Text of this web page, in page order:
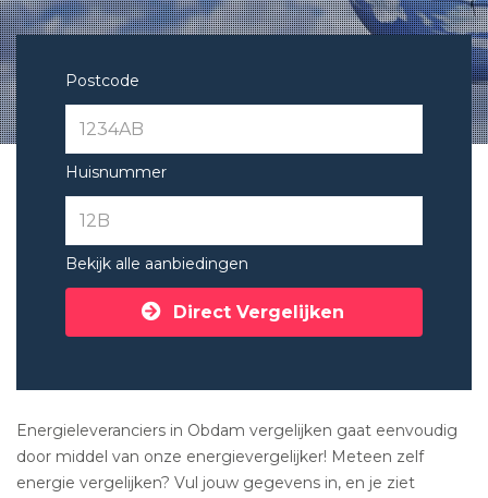
Postcode
Huisnummer
Bekijk alle aanbiedingen
Direct Vergelijken
Energieleveranciers in Obdam vergelijken gaat eenvoudig
door middel van onze energievergelijker! Meteen zelf
energie vergelijken? Vul jouw gegevens in, en je ziet